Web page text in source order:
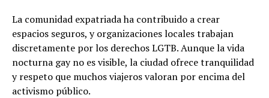
La comunidad expatriada ha contribuido a crear
espacios seguros, y organizaciones locales trabajan
discretamente por los derechos LGTB. Aunque la vida
nocturna gay no es visible, la ciudad ofrece tranquilidad
y respeto que muchos viajeros valoran por encima del
activismo público.